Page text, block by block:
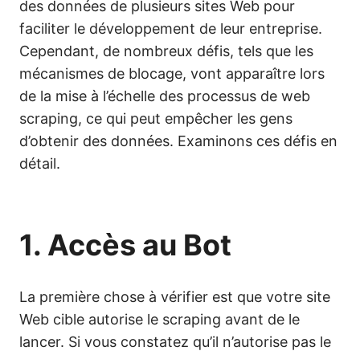
des données de plusieurs sites Web pour
faciliter le développement de leur entreprise.
Cependant, de nombreux défis, tels que les
mécanismes de blocage, vont apparaître lors
de la mise à l’échelle des processus de web
scraping, ce qui peut empêcher les gens
d’obtenir des données. Examinons ces défis en
détail.
1. Accès au Bot
La première chose à vérifier est que votre site
Web cible autorise le scraping avant de le
lancer. Si vous constatez qu’il n’autorise pas le